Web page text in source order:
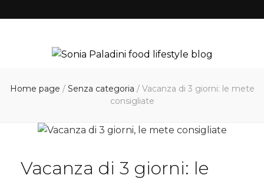
Home page / Senza categoria / Vacanza di 3 giorni: le mete
consigliate
Vacanza di 3 giorni: le